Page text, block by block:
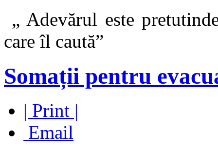
„ Adevărul este
care îl
Somații pentru
| Print |
Email